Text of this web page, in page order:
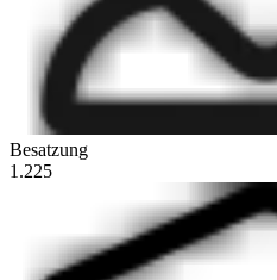
Besatzung
1.225